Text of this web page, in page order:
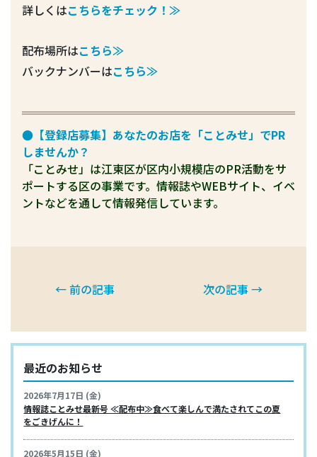
詳しくはこちらをチェック！≫
配布場所はこちら≫
バックナンバーはこちら≫
●【登録店募集】あなたのお店を「ことみせ」でPR
しませんか？
「ことみせ」は江東区が区内小規模店のPR活動をサ
ポートする区の事業です。情報誌やWEBサイト、イベ
ントなどを通して情報発信しています。
← 前の記事 次の記事 →
最近のお知らせ
2026年7月17日 (金)
情報誌ことみせ最新号 ≪配布中≫食べて楽しんで満たされてこの夏
をごきげんに！
2026年5月15日 (金)